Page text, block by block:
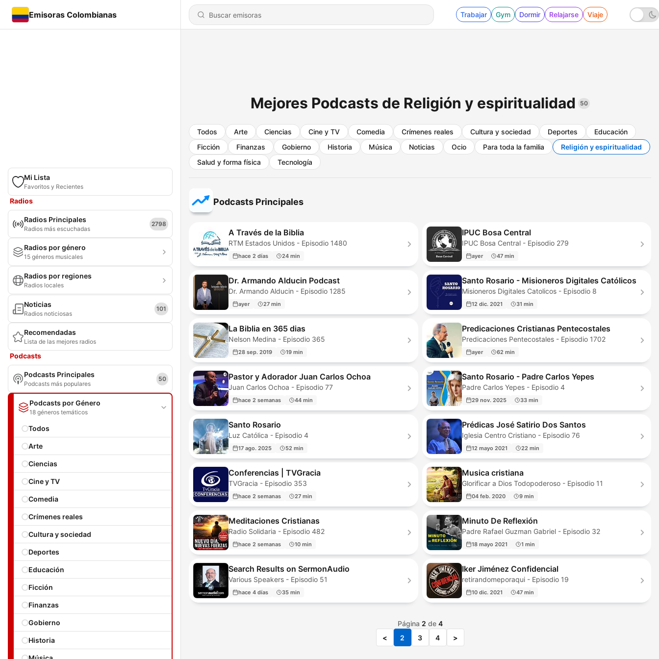
Emisoras Colombianas Trabajar Gym Dormir Relajarse Viaje
Mi Lista
Favoritos y Recientes
Radios
Radios Principales
Radios más escuchadas
2798
Radios por género
15 géneros musicales
Radios por regiones
Radios locales
Noticias
Radios noticiosas
101
Recomendadas
Lista de las mejores radios
Podcasts
Podcasts Principales
Podcasts más populares
50
Podcasts por Género
18 géneros temáticos
Todos
Arte
Ciencias
Cine y TV
Comedia
Crímenes reales
Cultura y sociedad
Deportes
Educación
Ficción
Finanzas
Gobierno
Historia
Mejores Podcasts de Religión y espiritualidad 50
Todos Arte Ciencias Cine y TV Comedia Crímenes reales Cultura y sociedad Deportes
Educación
Ficción
Finanzas Gobierno Historia Música Noticias Ocio Para toda la familia
Religión y espiritualidad
Salud y forma física
Tecnología
Podcasts Principales
A Través de la Biblia
RTM Estados Unidos - Episodio 1480
hace 2 días 24 min
IPUC Bosa Central
IPUC Bosa Central - Episodio 279
ayer 47 min
Dr. Armando Alducin Podcast
Dr. Armando Alducin - Episodio 1285
ayer 27 min
Santo Rosario - Misioneros Digitales Católicos
Misioneros Digitales Catolicos - Episodio 8
12 dic. 2021 31 min
La Biblia en 365 dias
Nelson Medina - Episodio 365
28 sep. 2019 19 min
Predicaciones Cristianas Pentecostales
Predicaciones Pentecostales - Episodio 1702
ayer 62 min
Pastor y Adorador Juan Carlos Ochoa
Juan Carlos Ochoa - Episodio 77
hace 2 semanas 44 min
Santo Rosario - Padre Carlos Yepes
Padre Carlos Yepes - Episodio 4
29 nov. 2025 33 min
Santo Rosario
Luz Católica - Episodio 4
17 ago. 2025 52 min
Prédicas José Satirio Dos Santos
Iglesia Centro Cristiano - Episodio 76
12 mayo 2021 22 min
Conferencias | TVGracia
TVGracia - Episodio 353
hace 2 semanas 27 min
Musica cristiana
Glorificar a Dios Todopoderoso - Episodio 11
04 feb. 2020 9 min
Meditaciones Cristianas
Radio Solidaria - Episodio 482
hace 2 semanas 10 min
Minuto De Reflexión
Padre Rafael Guzman Gabriel - Episodio 32
18 mayo 2021 1 min
Search Results on SermonAudio
Various Speakers - Episodio 51
hace 4 días 35 min
Iker Jiménez Confidencial
retirandomeporaqui - Episodio 19
10 dic. 2021 47 min
Página 2 de 4
<
2 3 4 >